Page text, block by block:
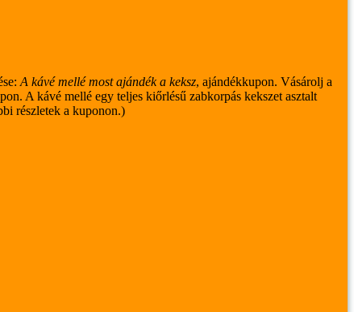
A kávé mellé most ajándék a keksz, ajándékkupon. Vásárolj a
A kávé mellé egy teljes kiőrlésű zabkorpás kekszet asztalt
részletek a kuponon.)